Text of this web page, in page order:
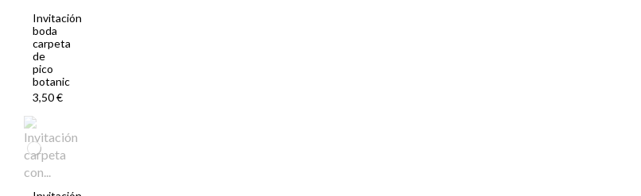
Invitación
boda
carpeta
de
pico
botanic
3,50 €